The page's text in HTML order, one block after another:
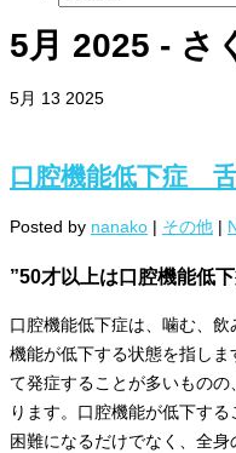
5月 2025 - さ
5月 13 2025
口腔機能低下症
Posted by nanako | その他 |
”50才以上は口腔機能低
口腔機能低下症は、噛む、
機能が低下する状態を指し
て発症することが多いもの
ります。口腔機能が低下す
困難になるだけでなく、全